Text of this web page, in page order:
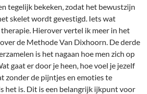
tegelijk bekeken, zodat het bewustzijn
skelet wordt gevestigd. Iets wat
Hierover vertel ik meer in het
de Methode Van Dixhoorn. De derde
is het nagaan hoe men zich op
gaat er door je heen, hoe voel je jezelf
zonder de pijntjes en emoties te
het is. Dit is een belangrijk ijkpunt voor